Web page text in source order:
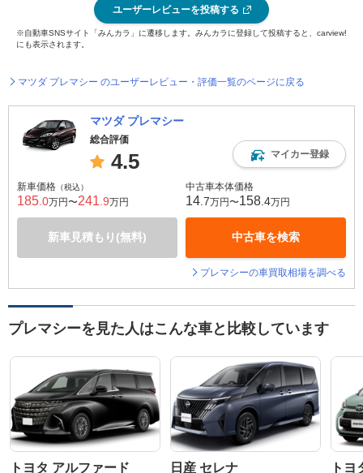
ユーザーレビューを投稿する
※自動車SNSサイト「みんカラ」に遷移します。みんカラに登録して投稿すると、carview!
にも表示されます。
マツダ プレマシー のユーザーレビュー・評価一覧のページに戻る
マツダ プレマシー
総合評価
4.5 マイカー登録
新車価格 （税込）
185 .0万円〜241 .9万円
新車見積もり(無料)
中古車本体価格
14 .7万円〜158 .4万円
中古車を検索
プレマシーの車買取相場を調べる
プレマシーを見た人はこんな車と比較しています
トヨタ アルファード 日産 セレナ ト